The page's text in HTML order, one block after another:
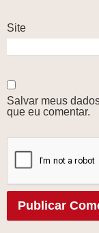
Site
Salvar meus
que eu comentar.